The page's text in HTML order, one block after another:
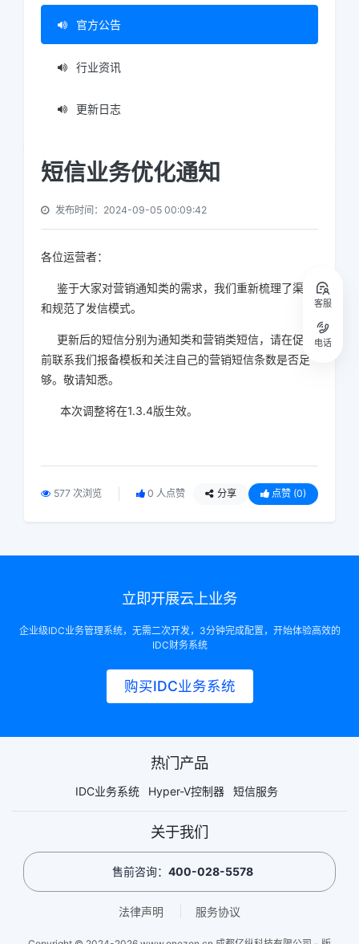
官方公告
行业资讯
更新日志
短信业务优化通知
发布时间：2024-09-05 00:09:42
各位运营者：
鉴于大家对营销通知类的需求，我们重新梳理了渠道
和规范了发信模式。
更新后的短信分别为通知类和营销类短信，请在促销
前联系我们报备模板和关注自己的营销短信条数是否足
够。敬请知悉。
本次调整将在1.3.4版生效。
577 次浏览 0 人点赞 分享 点赞 (0)
立即开展云上业务
企业级IDC业务管理系统，无需二次开发，3分钟完成配置，开始体验高效的
IDC财务系统
购买IDC业务系统
热门产品
IDC业务系统 Hyper-V控制器 短信服务
关于我们
售前咨询： 400-028-5578
法律声明 服务协议
客服
电话